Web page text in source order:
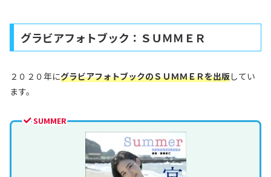
グラビアフォトブック：ＳＵＭＭＥＲ
２０２０年にグラビアフォトブックのＳＵＭＭＥＲを出版してい
ます。
SUMMER